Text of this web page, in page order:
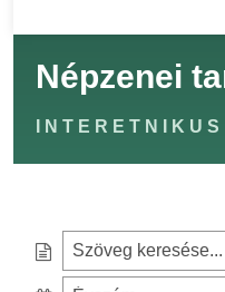
Népzenei
e